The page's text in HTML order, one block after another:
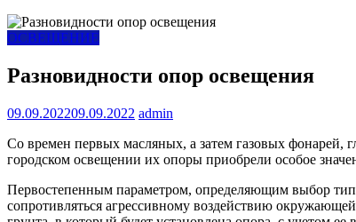
ОСВЕЩЕНИЕ
Разновидности опор освещения
09.09.202209.09.2022 admin
Со времен первых масляных, а затем газовых фонарей,
городском освещении их опоры приобрели особое
Первостепенным параметром, определяющим выбор
сопротивляться агрессивному воздействию